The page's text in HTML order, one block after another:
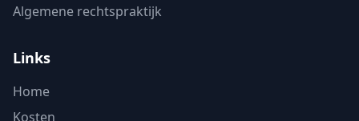
Algemene rechtspraktijk
Links
Home
Kosten